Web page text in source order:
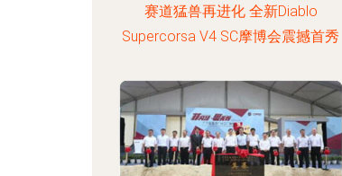
赛道猛兽再进化 全新Diablo
Supercorsa V4 SC摩博会震撼首秀